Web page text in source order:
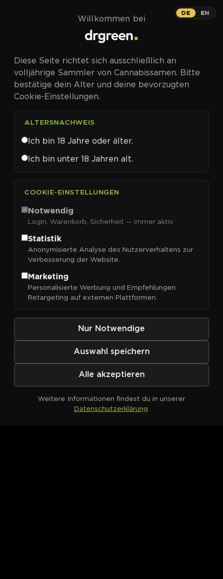
Elev8 Seeds
Sortieren nach
Kein Produkt definiert
DE EN
Willkommen bei
Diese Seite richtet sich ausschließlich an
volljährige Sammler von Cannabissamen. Bitte
bestätige dein Alter und deine bevorzugten
Cookie-Einstellungen.
ALTERSNACHWEIS
Ich bin 18 Jahre oder älter.
Ich bin unter 18 Jahren alt.
COOKIE-EINSTELLUNGEN
Notwendig
Login, Warenkorb, Sicherheit — immer aktiv.
Statistik
Anonymisierte Analyse des Nutzerverhaltens zur
Verbesserung der Website.
Marketing
Personalisierte Werbung und Empfehlungen.
Retargeting auf externen Plattformen.
Nur Notwendige
Auswahl speichern
Alle akzeptieren
Weitere Informationen findest du in unserer
Datenschutzerklärung